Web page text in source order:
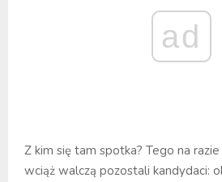
ad
Z kim się tam spotka? Tego na
wciąż walczą pozostali kandydaci: